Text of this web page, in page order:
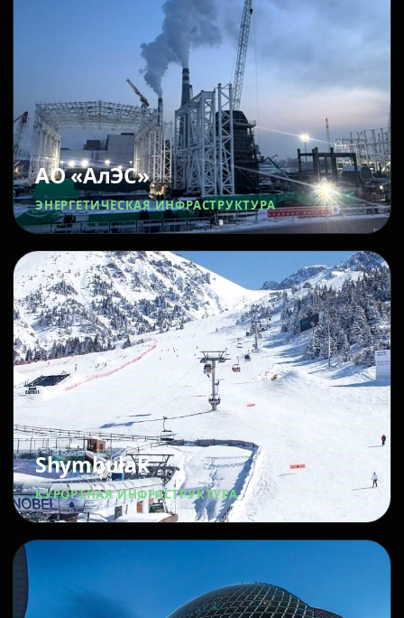
АО «АлЭС»
ЭНЕРГЕТИЧЕСКАЯ ИНФРАСТРУКТУРА
Shymbulak
КУРОРТНАЯ ИНФРАСТРУКТУРА